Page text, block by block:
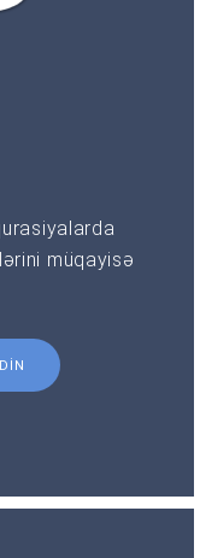
müqayisə